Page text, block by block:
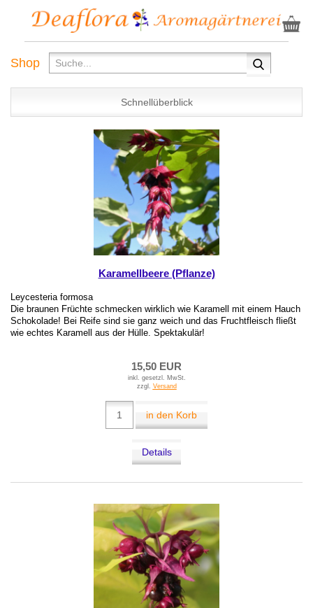
Shop
Schnellüberblick
Karamellbeere (Pflanze)
Leycesteria formosa
Die braunen Früchte schmecken wirklich wie Karamell mit einem Hauch
Schokolade! Bei Reife sind sie ganz weich und das Fruchtfleisch fließt
wie echtes Karamell aus der Hülle. Spektakulär!
15,50 EUR
inkl. gesetzl. MwSt.
zzgl. Versand
in den Korb
Details